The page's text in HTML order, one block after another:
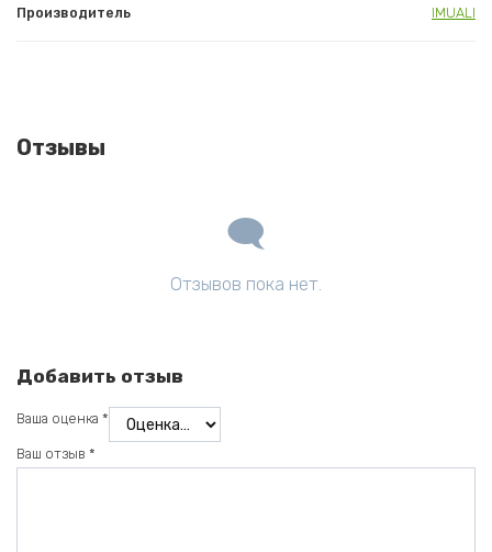
Производитель IMUALI
Отзывы
Отзывов пока нет.
Добавить отзыв
Ваша оценка *
Ваш отзыв *